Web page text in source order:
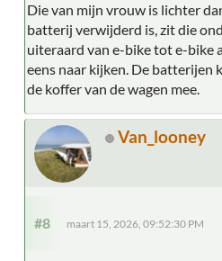
Die van mijn vrouw is lichter
batterij verwijderd is, zit die
uiteraard van e-bike tot e-bike
eens naar kijken. De batterijen
de koffer van de wagen mee.
Van_looney
#8 maart 15, 2026, 09:52:30 PM